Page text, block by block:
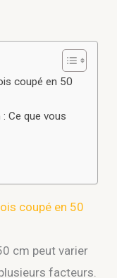
coupé en 50
Ce que vous
coupé en 50
cm peut varier
facteurs.